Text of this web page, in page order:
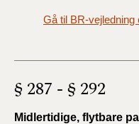
§ 287 - § 292
Midlertidige, flytbare